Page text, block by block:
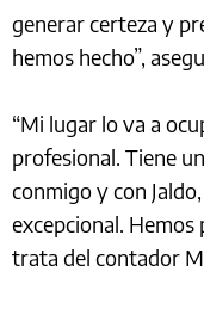
generar certeza y
hemos hecho”,
“Mi lugar lo va a
profesional. Tiene
conmigo y con
excepcional. Hemos
trata del contador